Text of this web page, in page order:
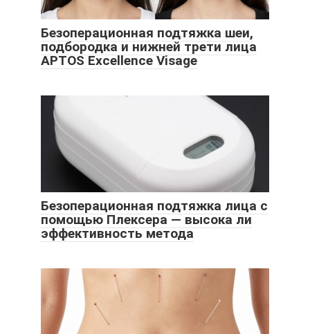
Безоперационная подтяжка шеи,
подбородка и нижней трети лица
APTOS Excellence Visage
Безоперационная подтяжка лица с
помощью Плексера — высока ли
эффективность метода